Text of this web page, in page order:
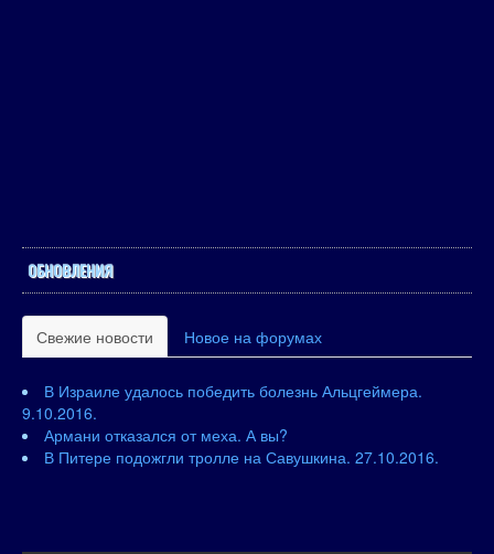
ОБНОВЛЕНИЯ
Свежие новости Новое на форумах
В Израиле удалось победить болезнь Альцгеймера.
9.10.2016.
Армани отказался от меха. А вы?
В Питере подожгли тролле на Савушкина. 27.10.2016.